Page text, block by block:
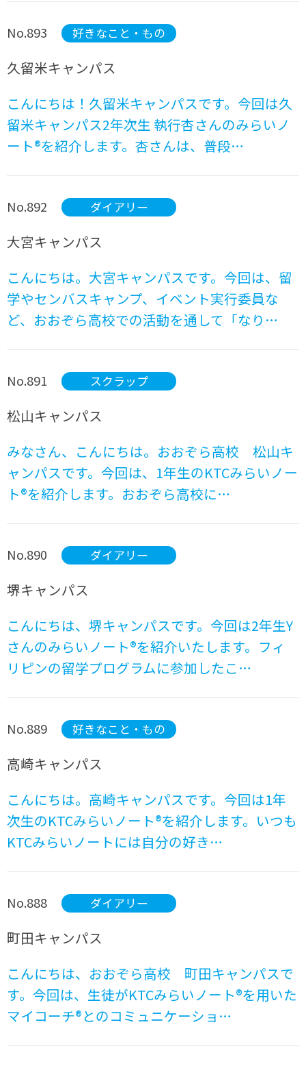
No.893 好きなこと・もの
久留米キャンパス
こんにちは！久留米キャンパスです。今回は久
留米キャンパス2年次生 執行杏さんのみらいノ
ート®を紹介します。杏さんは、普段…
No.892 ダイアリー
大宮キャンパス
こんにちは。大宮キャンパスです。今回は、留
学やセンバスキャンプ、イベント実行委員な
ど、おおぞら高校での活動を通して「なり…
No.891 スクラップ
松山キャンパス
みなさん、こんにちは。おおぞら高校 松山キ
ャンパスです。今回は、1年生のKTCみらいノー
ト®を紹介します。おおぞら高校に…
No.890 ダイアリー
堺キャンパス
こんにちは、堺キャンパスです。今回は2年生Y
さんのみらいノート®を紹介いたします。フィ
リピンの留学プログラムに参加したこ…
No.889 好きなこと・もの
高崎キャンパス
こんにちは。高崎キャンパスです。今回は1年
次生のKTCみらいノート®を紹介します。いつも
KTCみらいノートには自分の好き…
No.888 ダイアリー
町田キャンパス
こんにちは、おおぞら高校 町田キャンパスで
す。今回は、生徒がKTCみらいノート®を用いた
マイコーチ®とのコミュニケーショ…